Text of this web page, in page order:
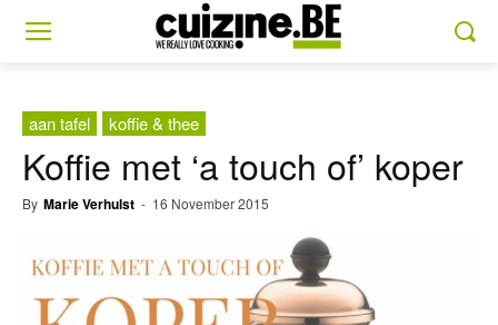
aan tafel koffie & thee
Koffie met ‘a touch of’ koper
By Marie Verhulst - 16 November 2015